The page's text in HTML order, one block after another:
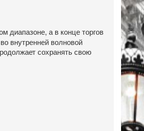
диапазоне, а в конце торгов
внутренней волновой
сохранять свою